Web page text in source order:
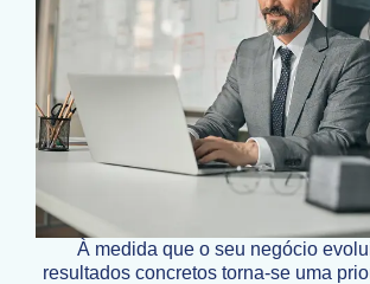
À medida que o seu negócio
resultados concretos torna-se uma